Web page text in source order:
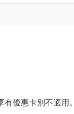
優惠卡別不適用。